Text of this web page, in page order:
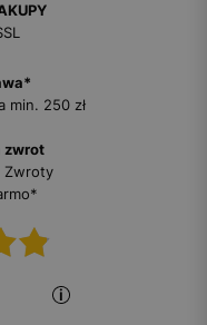
min. 250 zł
zwrot
Zwroty